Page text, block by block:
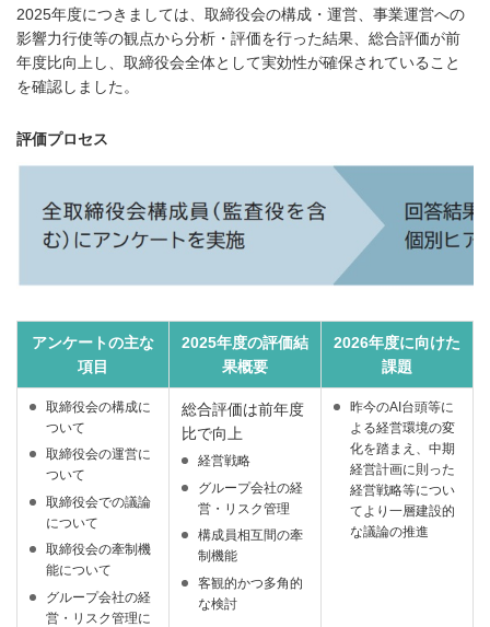
2025年度につきましては、取締役会の構成・運営、事業運営への
影響力行使等の観点から分析・評価を行った結果、総合評価が前
年度比向上し、取締役会全体として実効性が確保されていること
を確認しました。
評価プロセス
アンケートの主な
項目
2025年度の評価結
果概要
2026年度に向けた
課題
取締役会の構成に
ついて
取締役会の運営に
ついて
取締役会での議論
について
取締役会の牽制機
能について
グループ会社の経
営・リスク管理に
総合評価は前年度
比で向上
経営戦略
グループ会社の経
営・リスク管理
構成員相互間の牽
制機能
客観的かつ多角的
な検討
昨今のAI台頭等に
よる経営環境の変
化を踏まえ、中期
経営計画に則った
経営戦略等につい
てより一層建設的
な議論の推進